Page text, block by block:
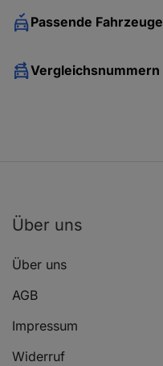
Passende Fahrzeuge
Vergleichsnummern
Über uns
Über uns
AGB
Impressum
Widerruf